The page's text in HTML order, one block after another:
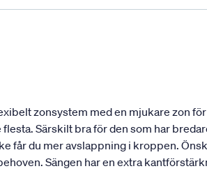
zonsystem med en mjukare zon
Särskilt bra för den som har
får du mer avslappning i kroppen.
Sängen har en extra